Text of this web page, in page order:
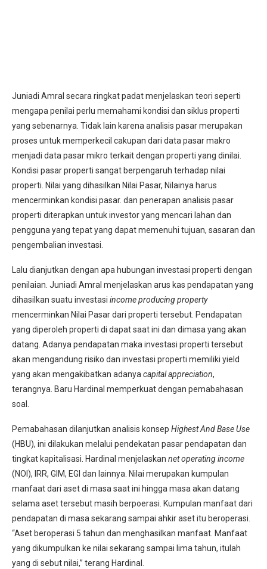
Juniadi Amral secara ringkat padat menjelaskan teori seperti
mengapa penilai perlu memahami kondisi dan siklus properti
yang sebenarnya. Tidak lain karena analisis pasar merupakan
proses untuk memperkecil cakupan dari data pasar makro
menjadi data pasar mikro terkait dengan properti yang dinilai.
Kondisi pasar properti sangat berpengaruh terhadap nilai
properti. Nilai yang dihasilkan Nilai Pasar, Nilainya harus
mencerminkan kondisi pasar. dan penerapan analisis pasar
properti diterapkan untuk investor yang mencari lahan dan
pengguna yang tepat yang dapat memenuhi tujuan, sasaran dan
pengembalian investasi.
Lalu dianjutkan dengan apa hubungan investasi properti dengan
penilaian. Juniadi Amral menjelaskan arus kas pendapatan yang
dihasilkan suatu investasi income producing property
mencerminkan Nilai Pasar dari properti tersebut. Pendapatan
yang diperoleh properti di dapat saat ini dan dimasa yang akan
datang. Adanya pendapatan maka investasi properti tersebut
akan mengandung risiko dan investasi properti memiliki yield
yang akan mengakibatkan adanya capital appreciation,
terangnya. Baru Hardinal memperkuat dengan pemabahasan
soal.
Pemabahasan dilanjutkan analisis konsep Highest And Base Use
(HBU), ini dilakukan melalui pendekatan pasar pendapatan dan
tingkat kapitalisasi. Hardinal menjelaskan net operating income
(NOI), IRR, GIM, EGI dan lainnya. Nilai merupakan kumpulan
manfaat dari aset di masa saat ini hingga masa akan datang
selama aset tersebut masih berpoerasi. Kumpulan manfaat dari
pendapatan di masa sekarang sampai ahkir aset itu beroperasi.
“Aset beroperasi 5 tahun dan menghasilkan manfaat. Manfaat
yang dikumpulkan ke nilai sekarang sampai lima tahun, itulah
yang di sebut nilai,” terang Hardinal.